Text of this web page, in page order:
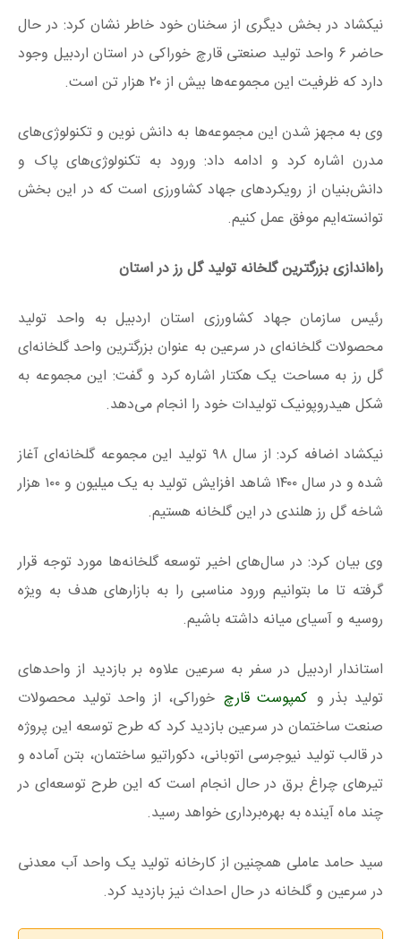
نیکشاد در بخش دیگری از سخنان خود خاطر نشان کرد: در حال
حاضر ۶ واحد تولید صنعتی قارچ خوراکی در استان اردبیل وجود
دارد که ظرفیت این مجموعه‌ها بیش از ۲۰ هزار تن است.
وی به مجهز شدن این مجموعه‌ها به دانش نوین و تکنولوژی‌های
مدرن اشاره کرد و ادامه داد: ورود به تکنولوژی‌های پاک و
دانش‌بنیان از رویکردهای جهاد کشاورزی است که در این بخش
توانسته‌ایم موفق عمل کنیم.
راه‌اندازی بزرگترین گلخانه تولید گل رز در استان
رئیس سازمان جهاد کشاورزی استان اردبیل به واحد تولید
محصولات گلخانه‌ای در سرعین به عنوان بزرگترین واحد گلخانه‌ای
گل رز به مساحت یک هکتار اشاره کرد و گفت: این مجموعه به
شکل هیدروپونیک تولیدات خود را انجام می‌دهد.
نیکشاد اضافه کرد: از سال ۹۸ تولید این مجموعه گلخانه‌ای آغاز
شده و در سال ۱۴۰۰ شاهد افزایش تولید به یک میلیون و ۱۰۰ هزار
شاخه گل رز هلندی در این گلخانه هستیم.
وی بیان کرد: در سال‌های اخیر توسعه گلخانه‌ها مورد توجه قرار
گرفته تا ما بتوانیم ورود مناسبی را به بازارهای هدف به ویژه
روسیه و آسیای میانه داشته باشیم.
استاندار اردبیل در سفر به سرعین علاوه بر بازدید از واحدهای
تولید بذر و کمپوست قارچ خوراکی، از واحد تولید محصولات
صنعت ساختمان در سرعین بازدید کرد که طرح توسعه این پروژه
در قالب تولید نیوجرسی اتوبانی، دکوراتیو ساختمان، بتن آماده و
تیرهای چراغ برق در حال انجام است که این طرح توسعه‌ای در
چند ماه آینده به بهره‌برداری خواهد رسید.
سید حامد عاملی همچنین از کارخانه تولید یک واحد آب معدنی
در سرعین و گلخانه در حال احداث نیز بازدید کرد.